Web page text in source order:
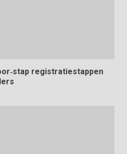
registratiestappen